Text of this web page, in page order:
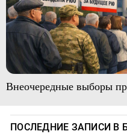
Внеочередные выборы
ПОСЛЕДНИЕ ЗАПИСИ В